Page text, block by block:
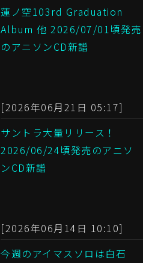
蓮ノ空103rd Graduation
Album 他 2026/07/01頃発売
のアニソンCD新譜
[2026年06月21日 05:17]
サントラ大量リリース！
2026/06/24頃発売のアニソ
ンCD新譜
[2026年06月14日 10:10]
今週のアイマスソロは白石